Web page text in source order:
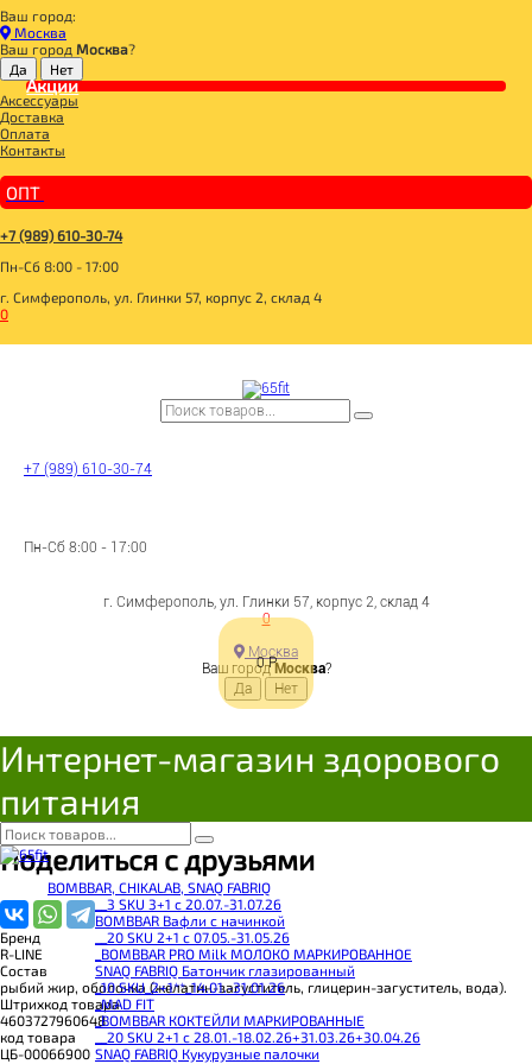
Ваш город:
Москва
Ваш город Москва?
Акции
Аксессуары
Доставка
Оплата
Контакты
ОПТ
+7 (989) 610-30-74
Пн-Сб 8:00 - 17:00
г. Симферополь, ул. Глинки 57, корпус 2, склад 4
0
+7 (989) 610-30-74
Пн-Сб 8:00 - 17:00
г. Симферополь, ул. Глинки 57, корпус 2, склад 4
0
0Р
Москва
Ваш городМосква?
Интернет-магазин здорового
питания
BOMBBAR, CHIKALAB, SNAQ FABRIQ
__3 SKU 3+1 с 20.07.-31.07.26
BOMBBAR Вафли с начинкой
__20 SKU 2+1 с 07.05.-31.05.26
_BOMBBAR PRO Milk МОЛОКО МАРКИРОВАННОЕ
SNAQ FABRIQ Батончик глазированный
_10 SKU_2+1**_14.01.-31.01.26
_MAD FIT
_BOMBBAR КОКТЕЙЛИ МАРКИРОВАННЫЕ
__20 SKU 2+1 с 28.01.-18.02.26+31.03.26+30.04.26
SNAQ FABRIQ Кукурузные палочки
Главная
СПОРТИВНОЕ ПИТАНИЕ
ПОЛЕЗНЫЕ ЖИРЫ
Omega 3 1000mg 90капс, R-LINE
Omega 3 1000mg 90капс,
730Р
Под заказ
Добавляется...
Поделиться с друзьями
Бренд
R-LINE
Состав
рыбий жир, оболочка (желатин-загуститель, глицерин-загуститель, вода).
Штрихкод товара
4603727960648
код товара
ЦБ-00066900